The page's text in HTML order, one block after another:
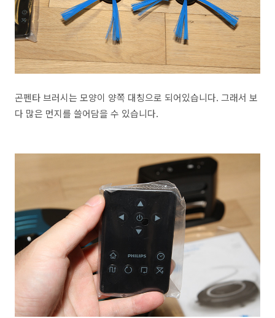
곤펜타 브러시는 모양이 양쪽 대칭으로 되어있습니다. 그래서 보
다 많은 먼지를 쓸어담을 수 있습니다.